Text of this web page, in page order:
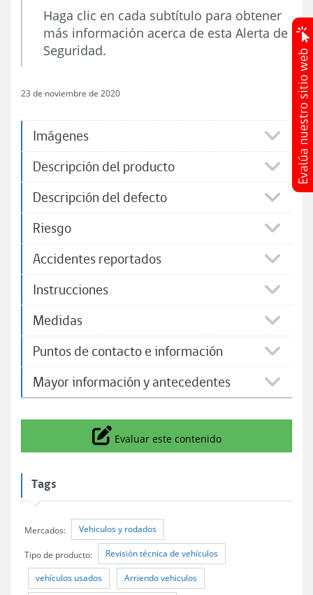
Haga clic en cada subtítulo para obtener
más información acerca de esta Alerta de
Seguridad.
23 de noviembre de 2020
Imágenes
Descripción del producto
Descripción del defecto
Riesgo
Accidentes reportados
Instrucciones
Medidas
Puntos de contacto e información
Mayor información y antecedentes
Icono
Evaluar este contenido
Tags
Mercados: Vehiculos y rodados
Tipo de producto: Revisión técnica de vehículos
vehículos usados Arriendo vehiculos